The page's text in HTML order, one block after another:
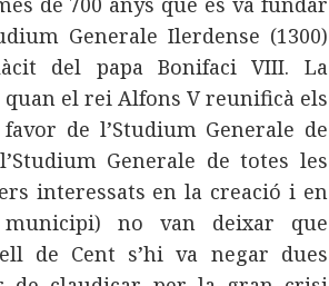
Generale Ilerdense (1300)
del papa Bonifaci VIII. La
el rei Alfons V reunificà els
de l’Studium Generale de
Generale de totes les
interessats en la creació i en
no van deixar que
de Cent s’hi va negar dues